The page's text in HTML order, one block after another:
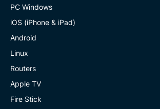
PC Windows
iOS (iPhone & iPad)
Android
Linux
Routers
Apple TV
Fire Stick